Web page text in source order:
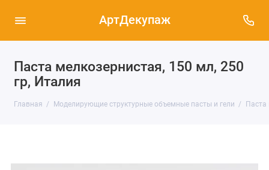
АртДекупаж
Паста мелкозернистая, 150 мл, 250
гр, Италия
Главная Моделирующие структурные объемные пасты и гели Паста